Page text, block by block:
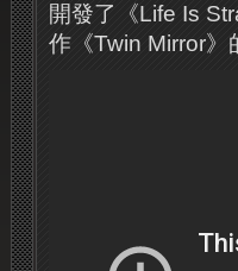
開發了《Life Is
作《Twin Mirror》